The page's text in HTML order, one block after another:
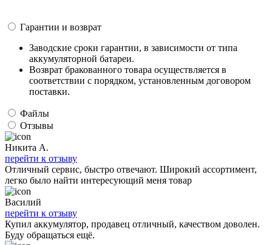
Гарантии и возврат
Заводские сроки гарантии, в зависимости от типа
аккумуляторной батареи.
Возврат бракованного товара осуществляется в
соответствии с порядком, установленным договором
поставки.
Файлы
Отзывы
Никита А.
перейти к отзыву
Отличный сервис, быстро отвечают. Широкий ассортимент,
легко было найти интересующий меня товар
Василий
перейти к отзыву
Купил аккумулятор, продавец отличный, качеством доволен.
Буду обращаться ещё.